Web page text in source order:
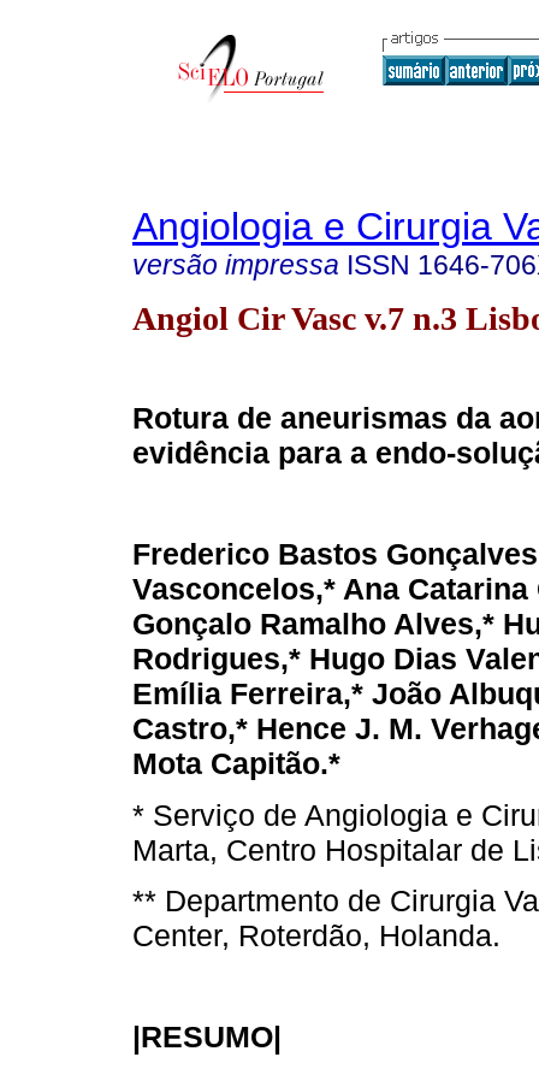
Angiologia e Cirurgia
versão impressa ISSN 1646-
Angiol Cir Vasc v.7 n.3
Rotura de aneurismas da
evidência para a endo-
Frederico Bastos
Vasconcelos,* Ana Catarina
Gonçalo Ramalho Alves,*
Rodrigues,* Hugo Dias
Emília Ferreira,* João
Castro,* Hence J. M.
Mota Capitão.*
* Serviço de Angiologia e
Marta, Centro Hospitalar de
** Departmento de Cirurgia
Center, Roterdão, Holanda.
|RESUMO|